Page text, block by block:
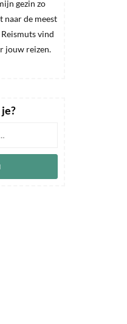
gezin zo
naar de meest
vind
jouw reizen.